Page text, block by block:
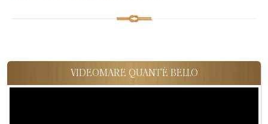
VIDEOMARE QUANT'È BELLO